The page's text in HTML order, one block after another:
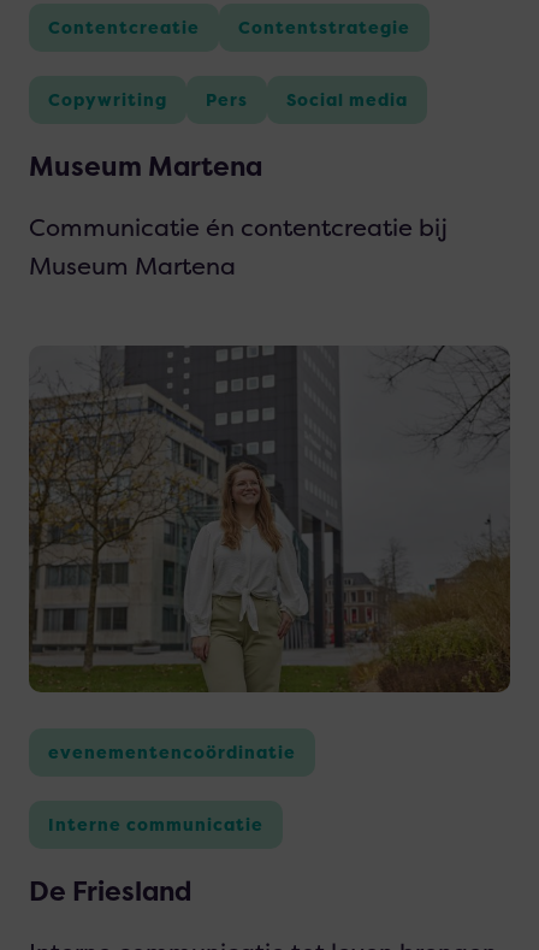
Contentcreatie Contentstrategie
Copywriting Pers Social media
Museum Martena
Communicatie én contentcreatie bij
Museum Martena
meer
over
De
Friesland
evenementencoördinatie
Interne communicatie
De Friesland